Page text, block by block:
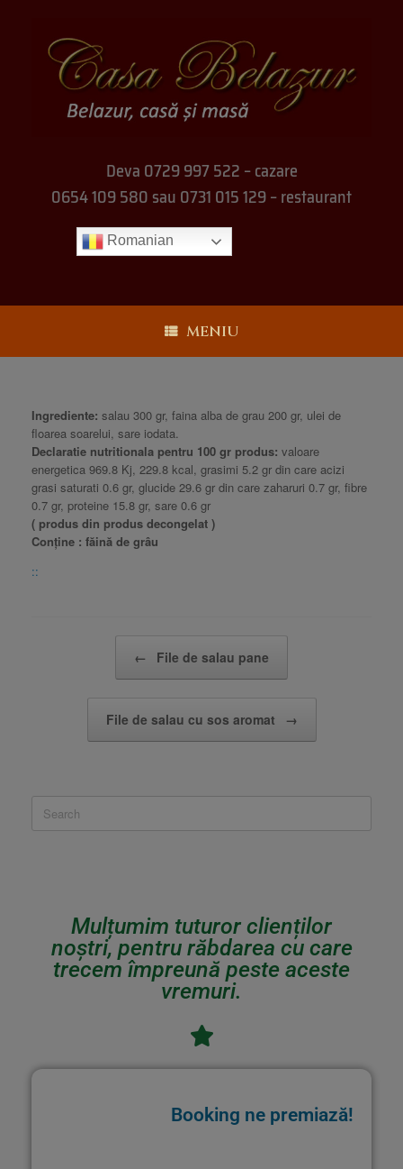
Deva 0729 997 522 – cazare
0654 109 580 sau 0731 015 129 – restaurant
Romanian
MENIU
Ingrediente: salau 300 gr, faina alba de grau 200 gr, ulei de
floarea soarelui, sare iodata.
Declaratie nutritionala pentru 100 gr produs: valoare
energetica 969.8 Kj, 229.8 kcal, grasimi 5.2 gr din care acizi
grasi saturati 0.6 gr, glucide 29.6 gr din care zaharuri 0.7 gr, fibre
0.7 gr, proteine 15.8 gr, sare 0.6 gr
( produs din produs decongelat )
Conține : făină de grâu
::
← File de salau pane
File de salau cu sos aromat →
Mulțumim tuturor clienților
noștri, pentru răbdarea cu care
trecem împreună peste aceste
vremuri.
Booking ne premiază!